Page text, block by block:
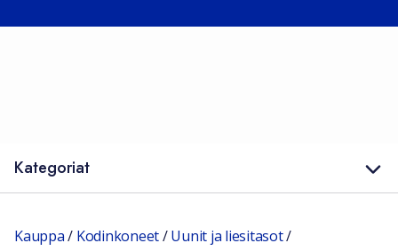
Kategoriat
Kauppa/ Kodinkoneet/Uunit ja liesitasot/